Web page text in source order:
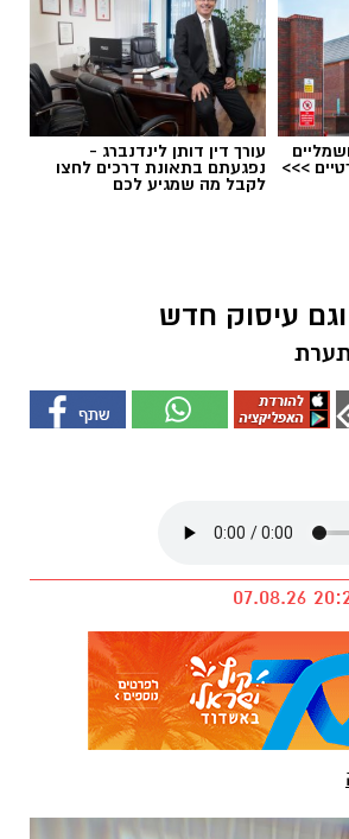
>>>
עורך דין דותן לינדנברג -
נפגעתם בתאונת דרכים לחצו
לקבל מה שמגיע לכם
עיסוק חדש